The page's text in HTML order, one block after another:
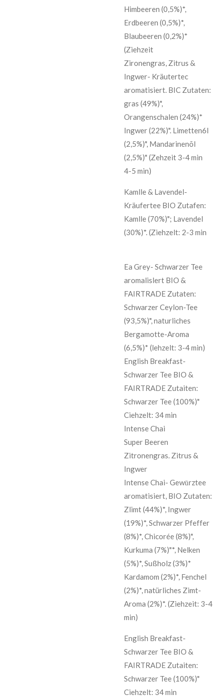
Himbeeren (0,5%)*,
Erdbeeren (0,5%)*,
Blaubeeren (0,2%)*
(Ziehzeit
Zironengras, Zitrus &
Ingwer- Kräutertec
aromatisiert. BIC Zutaten:
gras (49%)",
Orangenschalen (24%)*
Ingwer (22%)". Limetten6l
(2,5%)", Mandarinenõl
(2,5%)" (Zehzeit 3-4 min
4-5 min)
Kamlle & Lavendel-
Kräufertee BIO Zutafen:
Kamlle (70%)"; Lavendel
(30%)*. (Ziehzelt: 2-3 min
Ea Grey- Schwarzer Tee
aromalislert BIO &
FAIRTRADE Zutaten:
Schwarzer Ceylon-Tee
(93,5%)", naturliches
Bergamotte-Aroma
(6,5%)* (lehzelt: 3-4 min)
English Breakfast-
Schwarzer Tee BIO &
FAIRTRADE Zutaiten:
Schwarzer Tee (100%)"
Ciehzelt: 34 min
Intense Chai
Super Beeren
Zitronengras. Zitrus &
Ingwer
Intense Chai- Gewūrztee
aromatisiert, BIO Zutaten:
Zlimt (44%)*, Ingwer
(19%)*, Schwarzer Pfeffer
(8%)*, Chicorée (8%)",
Kurkuma (7%)"*, Nelken
(5%)*, Sußholz (3%)*
Kardamom (2%)*, Fenchel
(2%)*, natürliches Zimt-
Aroma (2%)*. (Ziehzeit: 3-4
min)
English Breakfast-
Schwarzer Tee BIO &
FAIRTRADE Zutaiten:
Schwarzer Tee (100%)"
Ciehzelt: 34 min